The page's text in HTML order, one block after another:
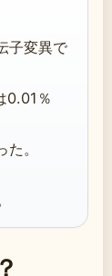
子変異で
0.01％
。